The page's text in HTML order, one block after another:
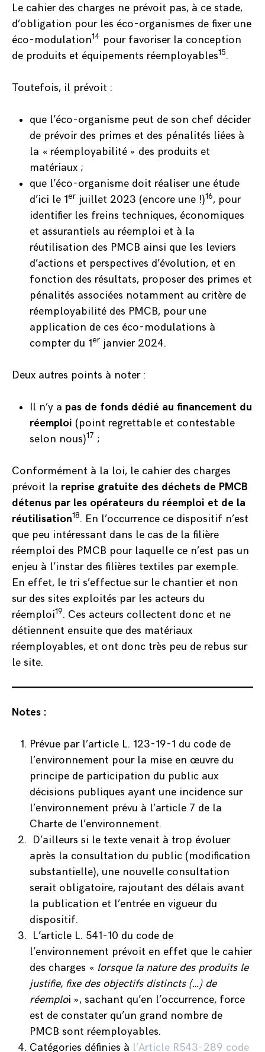
Le cahier des charges ne prévoit pas, à ce stade,
d’obligation pour les éco-organismes de fixer une
éco-modulation14 pour favoriser la conception
de produits et équipements réemployables15.
Toutefois, il prévoit :
que l’éco-organisme peut de son chef décider
de prévoir des primes et des pénalités liées à
la « réemployabilité » des produits et
matériaux ;
que l’éco-organisme doit réaliser une étude
d’ici le 1er juillet 2023 (encore une !)16, pour
identifier les freins techniques, économiques
et assurantiels au réemploi et à la
réutilisation des PMCB ainsi que les leviers
d’actions et perspectives d’évolution, et en
fonction des résultats, proposer des primes et
pénalités associées notamment au critère de
réemployabilité des PMCB, pour une
application de ces éco-modulations à
compter du 1er janvier 2024.
Deux autres points à noter :
Il n’y a pas de fonds dédié au financement du
réemploi (point regrettable et contestable
selon nous)17 ;
Conformément à la loi, le cahier des charges
prévoit la reprise gratuite des déchets de PMCB
détenus par les opérateurs du réemploi et de la
réutilisation18. En l’occurrence ce dispositif n’est
que peu intéressant dans le cas de la filière
réemploi des PMCB pour laquelle ce n’est pas un
enjeu à l’instar des filières textiles par exemple.
En effet, le tri s’effectue sur le chantier et non
sur des sites exploités par les acteurs du
réemploi19. Ces acteurs collectent donc et ne
détiennent ensuite que des matériaux
réemployables, et ont donc très peu de rebus sur
le site.
Notes :
Prévue par l’article L. 123-19-1 du code de
l’environnement pour la mise en œuvre du
principe de participation du public aux
décisions publiques ayant une incidence sur
l’environnement prévu à l’article 7 de la
Charte de l’environnement.
D’ailleurs si le texte venait à trop évoluer
après la consultation du public (modification
substantielle), une nouvelle consultation
serait obligatoire, rajoutant des délais avant
la publication et l’entrée en vigueur du
dispositif.
L’article L. 541-10 du code de
l’environnement prévoit en effet que le cahier
des charges « lorsque la nature des produits le
justifie, fixe des objectifs distincts (…) de
réemploi », sachant qu’en l’occurrence, force
est de constater qu’un grand nombre de
PMCB sont réemployables.
Catégories définies à l’Article R543-289 code